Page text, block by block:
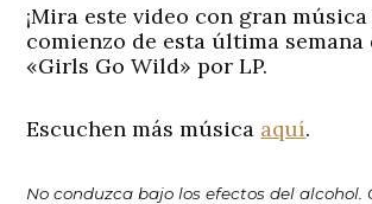
¡Mira este video con gran
comienzo de esta última semana
«Girls Go Wild» por LP.
Escuchen más música aquí.
No conduzca bajo los efectos del alcohol.